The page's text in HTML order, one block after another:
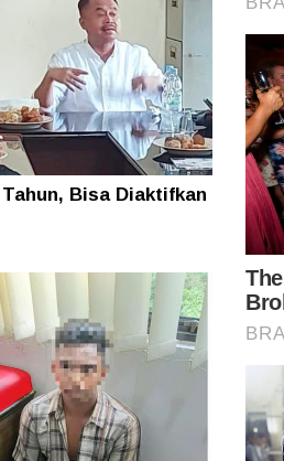
Bisa Diaktifkan